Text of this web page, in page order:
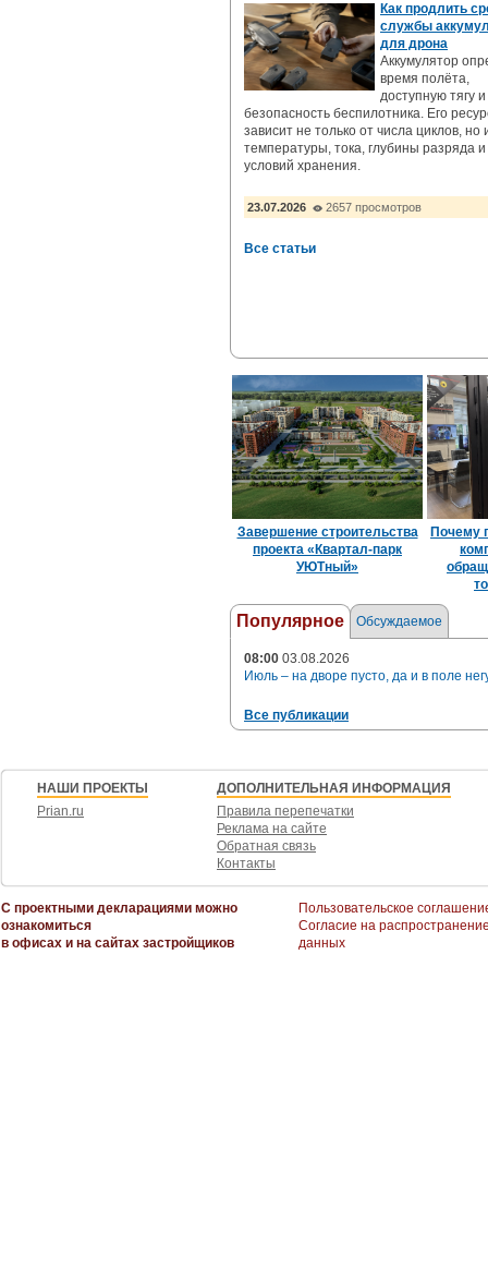
Как продлить
службы
для дрона
Аккумулятор
время полёта,
доступную тягу и
безопасность беспилотника. Его
зависит не только от числа циклов, но
температуры, тока, глубины разряда и
условий хранения.
23.07.2026 2657 просмотров
Все статьи
Завершение строительства
проекта «Квартал-парк
УЮТный»
Почему
Популярное Обсуждаемое
08:00 03.08.2026
Июль – на дворе пусто, да и в поле
Все публикации
НАШИ ПРОЕКТЫ
Prian.ru
ДОПОЛНИТЕЛЬНАЯ ИНФОРМАЦИЯ
Правила перепечатки
Реклама на сайте
Обратная связь
Контакты
С проектными декларациями можно
ознакомиться
в офисах и на сайтах застройщиков
Пользовательское
Согласие на
данных